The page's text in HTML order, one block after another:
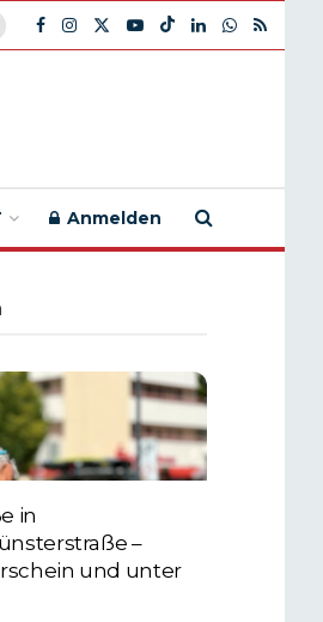
Anmelden
in
–
und unter